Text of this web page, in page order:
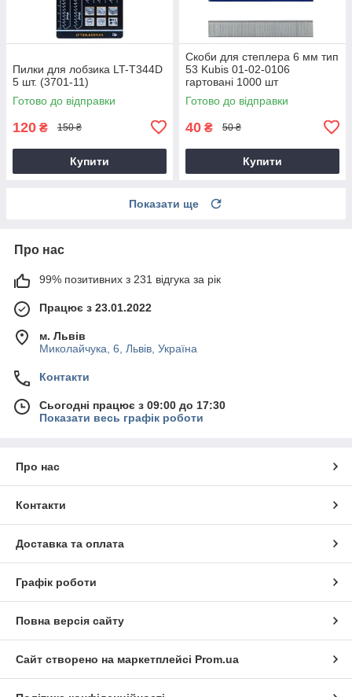
Пилки для лобзика LT-T344D
5 шт. (3701-11)
Готово до відправки
120 ₴ 150 ₴
Купити
Скоби для степлера 6 мм тип
53 Kubis 01-02-0106
гартовані 1000 шт
Готово до відправки
40 ₴ 50 ₴
Купити
Показати ще
Про нас
99% позитивних з 231 відгука за рік
Працює з 23.01.2022
м. Львів
Миколайчука, 6, Львів, Україна
Контакти
Сьогодні працює з 09:00 до 17:30
Показати весь графік роботи
Про нас
Контакти
Доставка та оплата
Графік роботи
Повна версія сайту
Сайт створено на маркетплейсі Prom.ua